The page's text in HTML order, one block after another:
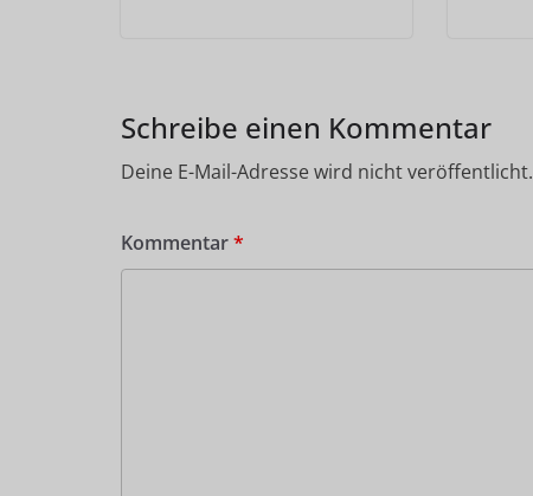
Schreibe einen Kommentar
Deine E-Mail-Adresse wird nicht veröffentlicht.
Kommentar*